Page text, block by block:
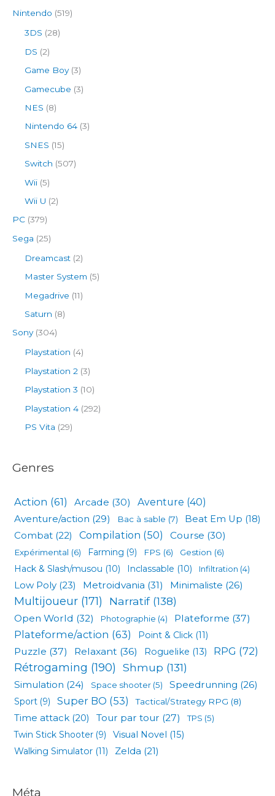
Nintendo (519)
3DS (28)
DS (2)
Game Boy(3)
Gamecube (3)
NES (8)
Nintendo 64 (3)
SNES (15)
Switch (507)
Wii (5)
Wii U (2)
PC (379)
Sega (25)
Dreamcast (2)
Master System (5)
Megadrive (11)
Saturn (8)
Sony(304)
Playstation (4)
Playstation 2 (3)
Playstation 3 (10)
Playstation 4 (292)
PS Vita (29)
Genres
Action (61) Arcade (30) Aventure (40)
Aventure/action (29) Bac à sable (7) Beat Em Up (18)
Combat (22) Compilation (50) Course (30)
Expérimental (6) Farming (9) FPS (6) Gestion (6)
Hack & Slash/musou (10) Inclassable (10) Infiltration (4)
Low Poly (23) Metroidvania (31) Minimaliste (26)
Multijoueur (171) Narratif(138)
Open World (32) Photographie (4) Plateforme (37)
Plateforme/action (63) Point & Click (11)
Puzzle (37) Relaxant (36) Roguelike (13) RPG (72)
Rétrogaming (190) Shmup (131)
Simulation (24) Space shooter (5) Speedrunning (26)
Sport (9) Super BO (53) Tactical/Strategy RPG (8)
Time attack (20) Tour par tour (27) TPS (5)
Twin Stick Shooter (9) Visual Novel
(15)
Walking Simulator (11) Zelda (21)
Méta